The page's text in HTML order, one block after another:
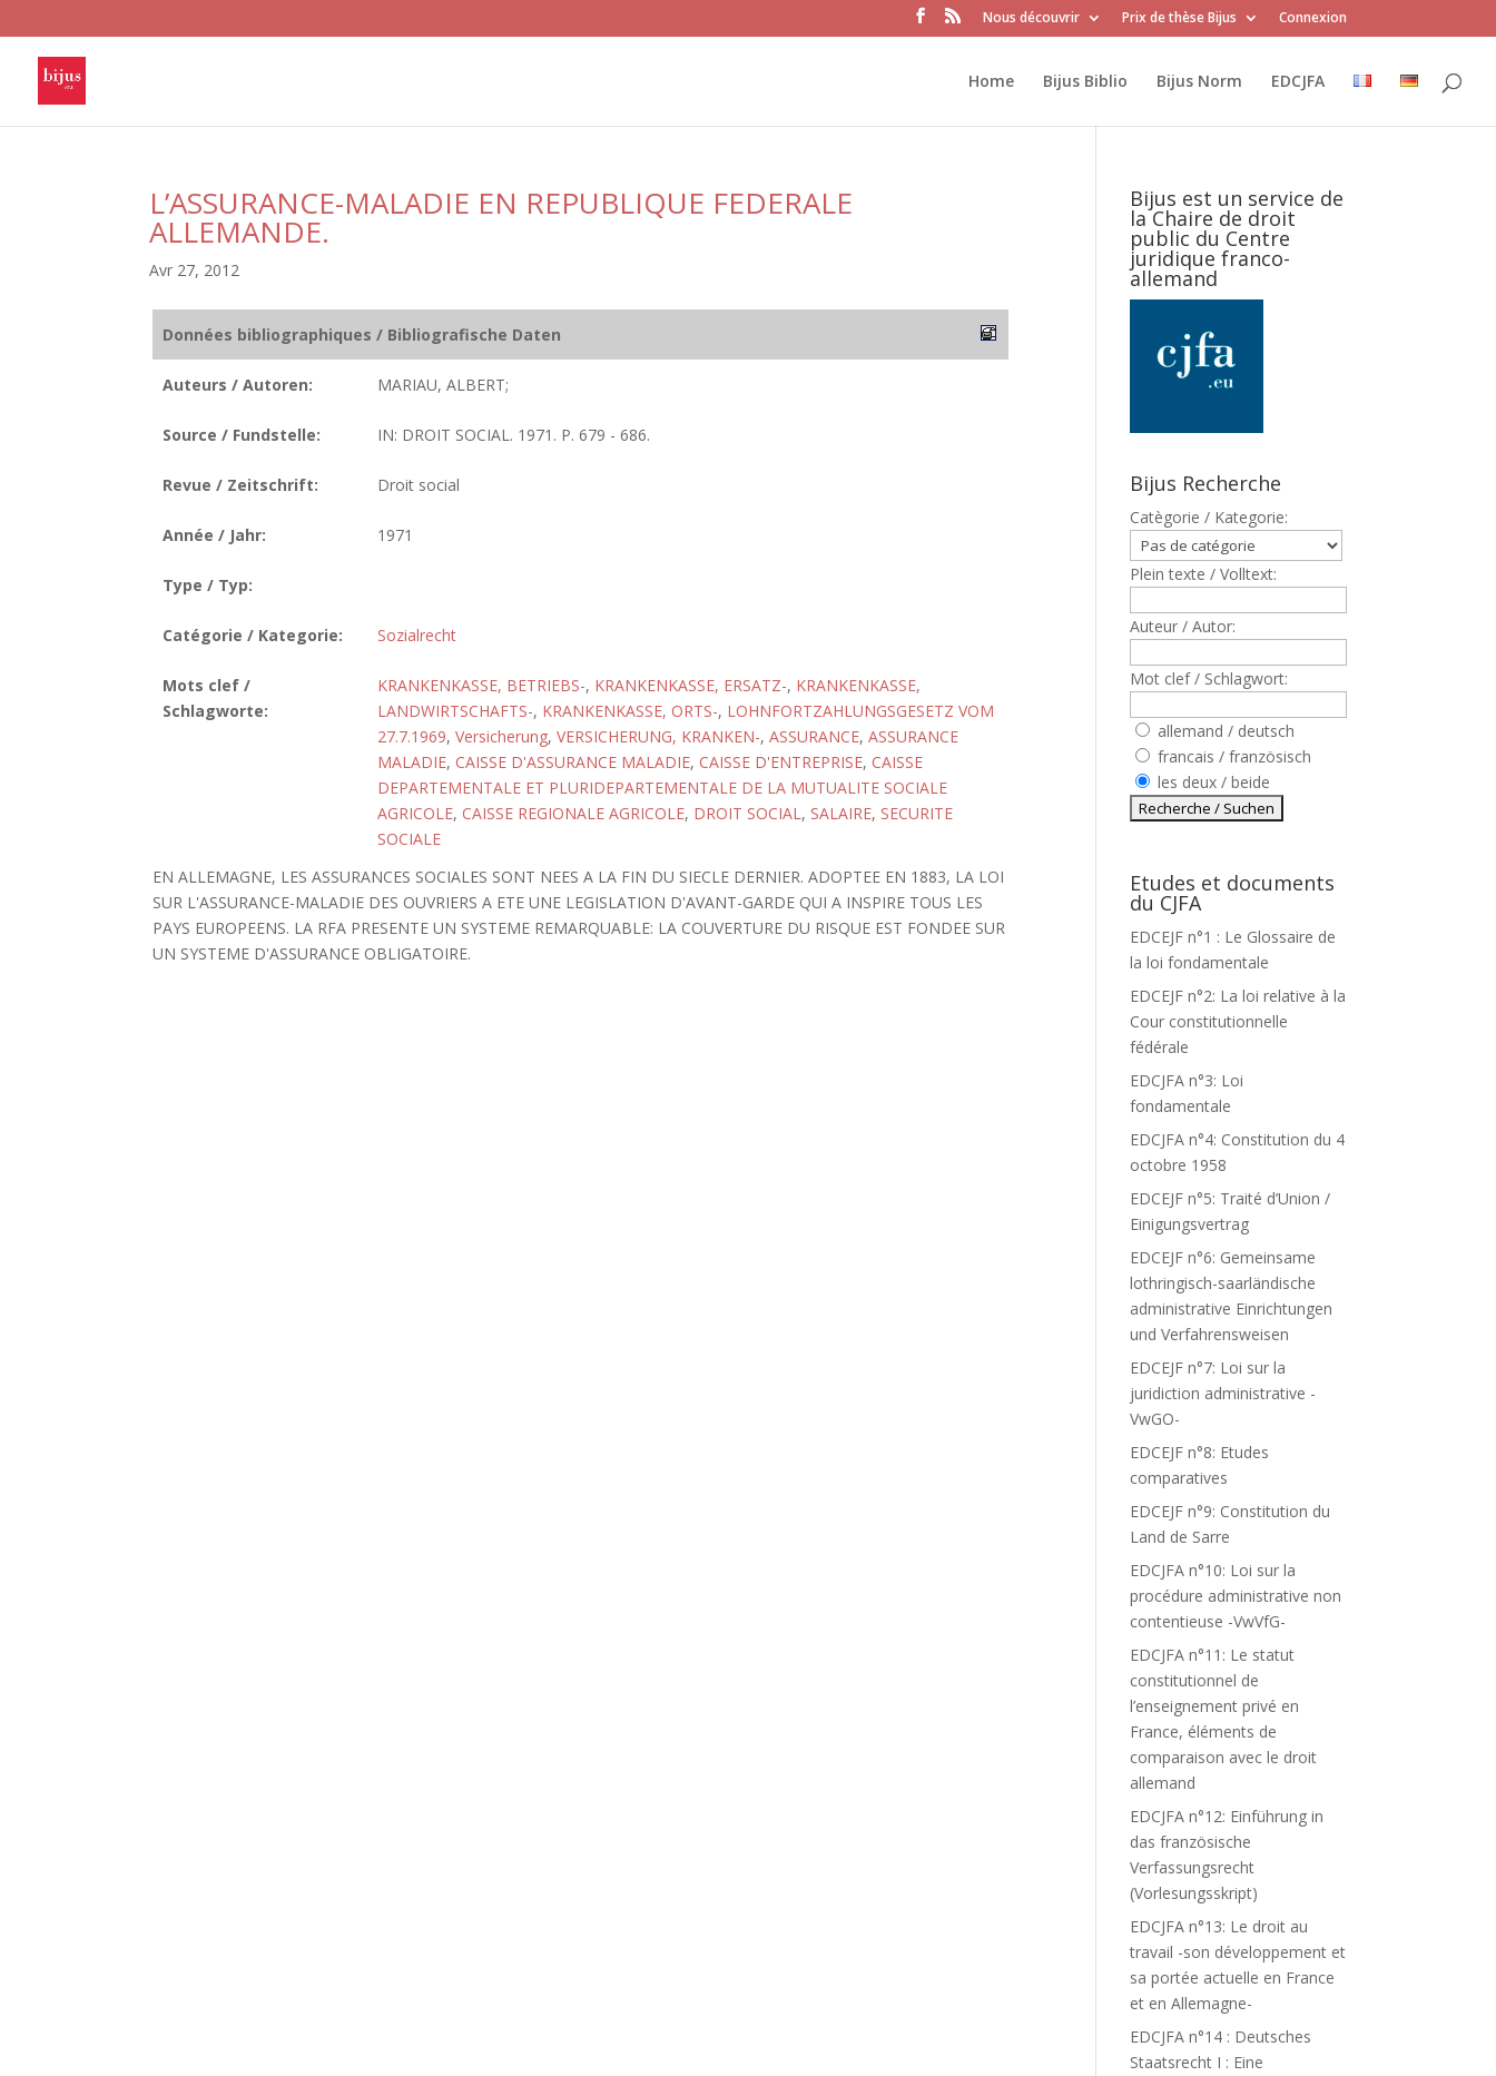
Nous découvrir Prix de thèse Bijus Connexion
Home Bijus Biblio Bijus Norm EDCJFA
L’ASSURANCE-MALADIE EN REPUBLIQUE FEDERALE
ALLEMANDE.
Avr 27, 2012
Données bibliographiques / Bibliografische Daten
Auteurs / Autoren: MARIAU, ALBERT;
Source / Fundstelle: IN: DROIT SOCIAL. 1971. P. 679 - 686.
Revue / Zeitschrift: Droit social
Année / Jahr: 1971
Type / Typ:
Catégorie / Kategorie: Sozialrecht
Mots clef /
Schlagworte:
KRANKENKASSE, BETRIEBS-, KRANKENKASSE, ERSATZ-, KRANKENKASSE,
LANDWIRTSCHAFTS-, KRANKENKASSE, ORTS-, LOHNFORTZAHLUNGSGESETZ VOM
27.7.1969, Versicherung, VERSICHERUNG, KRANKEN-, ASSURANCE, ASSURANCE
MALADIE, CAISSE D'ASSURANCE MALADIE, CAISSE D'ENTREPRISE, CAISSE
DEPARTEMENTALE ET PLURIDEPARTEMENTALE DE LA MUTUALITE SOCIALE
AGRICOLE, CAISSE REGIONALE AGRICOLE, DROIT SOCIAL, SALAIRE, SECURITE
SOCIALE
EN ALLEMAGNE, LES ASSURANCES SOCIALES SONT NEES A LA FIN DU SIECLE DERNIER. ADOPTEE EN 1883, LA LOI
SUR L'ASSURANCE-MALADIE DES OUVRIERS A ETE UNE LEGISLATION D'AVANT-GARDE QUI A INSPIRE TOUS LES
PAYS EUROPEENS. LA RFA PRESENTE UN SYSTEME REMARQUABLE: LA COUVERTURE DU RISQUE EST FONDEE SUR
UN SYSTEME D'ASSURANCE OBLIGATOIRE.
Bijus est un service de
la Chaire de droit
public du Centre
juridique franco-
allemand
Bijus Recherche
Catègorie / Kategorie:
Plein texte / Volltext:
Auteur / Autor:
Mot clef / Schlagwort:
allemand / deutsch
francais / französisch
les deux / beide
Etudes et documents
du CJFA
EDCEJF n°1 : Le Glossaire de
la loi fondamentale
EDCEJF n°2: La loi relative à la
Cour constitutionnelle
fédérale
EDCJFA n°3: Loi
fondamentale
EDCJFA n°4: Constitution du 4
octobre 1958
EDCEJF n°5: Traité d’Union /
Einigungsvertrag
EDCEJF n°6: Gemeinsame
lothringisch-saarländische
administrative Einrichtungen
und Verfahrensweisen
EDCEJF n°7: Loi sur la
juridiction administrative -
VwGO-
EDCEJF n°8: Etudes
comparatives
EDCEJF n°9: Constitution du
Land de Sarre
EDCJFA n°10: Loi sur la
procédure administrative non
contentieuse -VwVfG-
EDCJFA n°11: Le statut
constitutionnel de
l’enseignement privé en
France, éléments de
comparaison avec le droit
allemand
EDCJFA n°12: Einführung in
das französische
Verfassungsrecht
(Vorlesungsskript)
EDCJFA n°13: Le droit au
travail -son développement et
sa portée actuelle en France
et en Allemagne-
EDCJFA n°14 : Deutsches
Staatsrecht I : Eine